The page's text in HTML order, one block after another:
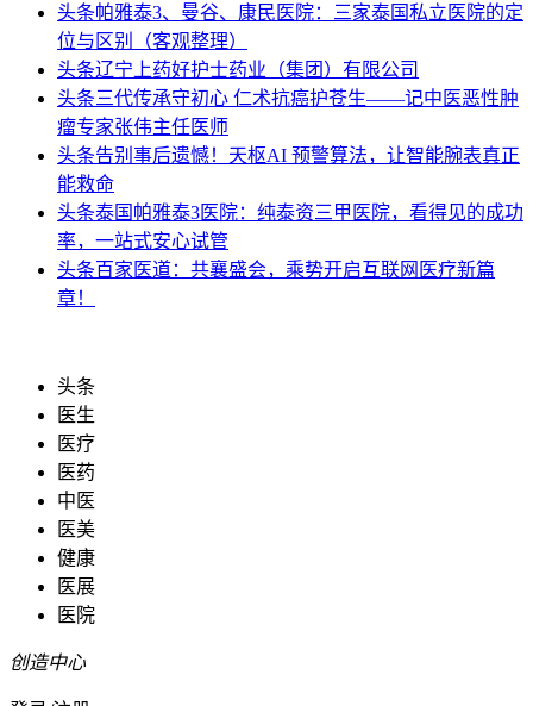
头条帕雅泰3、曼谷、康民医院：三家泰国私立医院的定
位与区别（客观整理）
头条辽宁上药好护士药业（集团）有限公司
头条三代传承守初心 仁术抗癌护苍生——记中医恶性肿
瘤专家张伟主任医师
头条告别事后遗憾！天枢AI 预警算法，让智能腕表真正
能救命
头条泰国帕雅泰3医院：纯泰资三甲医院，看得见的成功
率，一站式安心试管
头条百家医道：共襄盛会，乘势开启互联网医疗新篇
章！
头条
医生
医疗
医药
中医
医美
健康
医展
医院
创造中心